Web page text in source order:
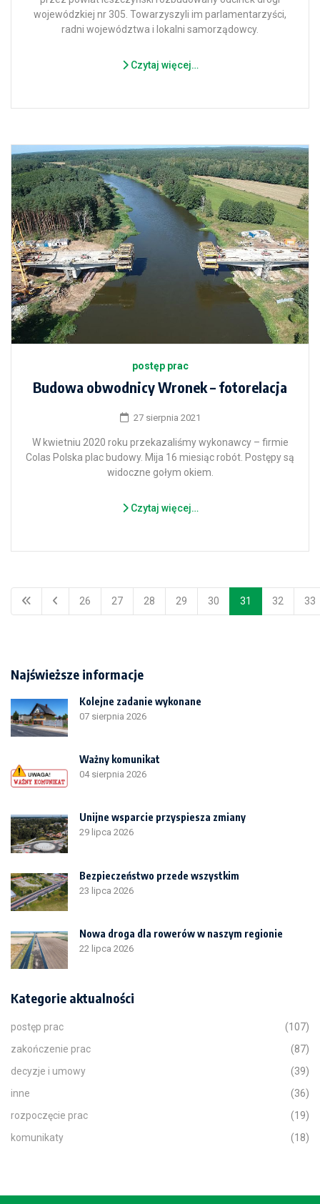
wojewódzkiej nr 305. Towarzyszyli im parlamentarzyści,
radni województwa i lokalni samorządowcy.
Czytaj więcej…
postęp prac
Budowa obwodnicy Wronek – fotorelacja
27 sierpnia 2021
W kwietniu 2020 roku przekazaliśmy wykonawcy – firmie
Colas Polska plac budowy. Mija 16 miesiąc robót. Postępy są
widoczne gołym okiem.
Czytaj więcej…
26 27 28 29 30 31 32 33
Najświeższe informacje
Kolejne zadanie wykonane
07 sierpnia 2026
Ważny komunikat
04 sierpnia 2026
Unijne wsparcie przyspiesza zmiany
29 lipca 2026
Bezpieczeństwo przede wszystkim
23 lipca 2026
Nowa droga dla rowerów w naszym regionie
22 lipca 2026
Kategorie aktualności
postęp prac
(107)
zakończenie prac
(87)
decyzje i umowy
(39)
inne
(36)
rozpoczęcie prac
(19)
komunikaty
(18)